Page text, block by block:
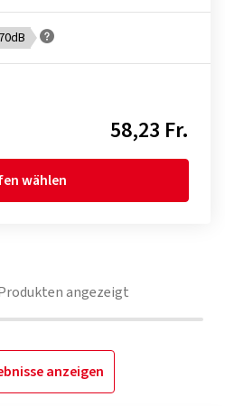
58,23 Fr.
wählen
angezeigt
anzeigen